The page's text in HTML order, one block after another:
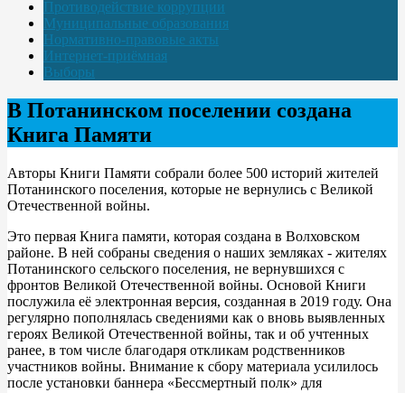
Противодействие коррупции
Муниципальные образования
Нормативно-правовые акты
Интернет-приёмная
Выборы
В Потанинском поселении создана
Книга Памяти
Авторы Книги Памяти собрали более 500 историй жителей
Потанинского поселения, которые не вернулись с Великой
Отечественной войны.
Это первая Книга памяти, которая создана в Волховском
районе. В ней собраны сведения о наших земляках - жителях
Потанинского сельского поселения, не вернувшихся с
фронтов Великой Отечественной войны. Основой Книги
послужила её электронная версия, созданная в 2019 году. Она
регулярно пополнялась сведениями как о вновь выявленных
героях Великой Отечественной войны, так и об учтенных
ранее, в том числе благодаря откликам родственников
участников войны. Внимание к сбору материала усилилось
после установки баннера «Бессмертный полк» для